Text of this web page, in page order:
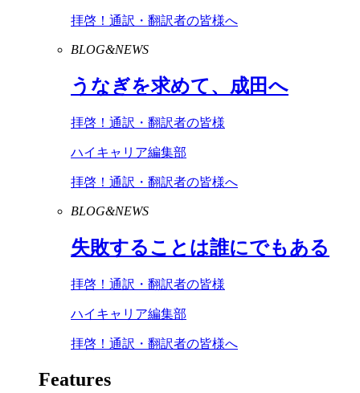
拝啓！通訳・翻訳者の皆様へ
BLOG&NEWS
うなぎを求めて、成田へ
拝啓！通訳・翻訳者の皆様
ハイキャリア編集部
拝啓！通訳・翻訳者の皆様へ
BLOG&NEWS
失敗することは誰にでもある
拝啓！通訳・翻訳者の皆様
ハイキャリア編集部
拝啓！通訳・翻訳者の皆様へ
Features